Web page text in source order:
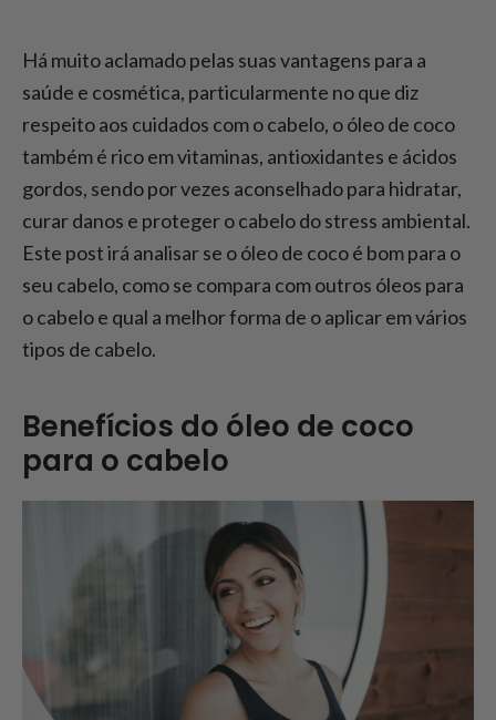
Óleo de Coco vs. Outros Óleos para o
Cabelo
Com que frequência se deve utilizar o óleo
de coco no cabelo?
Há muito aclamado pelas suas vantagens para a
saúde e cosmética, particularmente no que diz
respeito aos cuidados com o cabelo, o óleo de coco
também é rico em vitaminas, antioxidantes e ácidos
gordos, sendo por vezes aconselhado para hidratar,
curar danos e proteger o cabelo do stress ambiental.
Este post irá analisar se o óleo de coco é bom para o
seu cabelo, como se compara com outros óleos para
o cabelo e qual a melhor forma de o aplicar em vários
tipos de cabelo.
Benefícios do óleo de coco
para o cabelo